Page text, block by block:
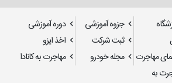
جزوه آموزشی
دوره آموزشی
ثبت شرکت
اخذ ایزو
مهاجرت مجله خودرو
مهاجرت به کانادا
به